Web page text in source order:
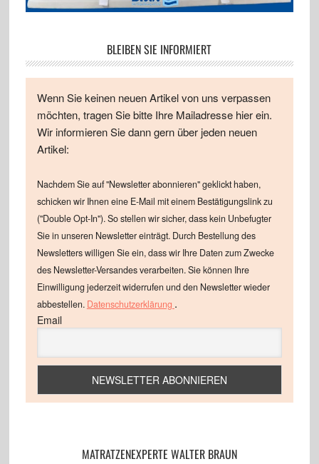
BLEIBEN SIE INFORMIERT
Wenn Sie keinen neuen Artikel von uns verpassen
möchten, tragen Sie bitte Ihre Mailadresse hier ein.
Wir informieren Sie dann gern über jeden neuen
Artikel:
Nachdem Sie auf "Newsletter abonnieren" geklickt haben,
schicken wir Ihnen eine E-Mail mit einem Bestätigungslink zu
("Double Opt-In"). So stellen wir sicher, dass kein Unbefugter
Sie in unseren Newsletter einträgt. Durch Bestellung des
Newsletters willigen Sie ein, dass wir Ihre Daten zum Zwecke
des Newsletter-Versandes verarbeiten. Sie können Ihre
Einwilligung jederzeit widerrufen und den Newsletter wieder
abbestellen. Datenschutzerklärung .
Email
MATRATZENEXPERTE WALTER BRAUN